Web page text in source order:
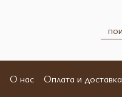
О нас
Оплата и доставка